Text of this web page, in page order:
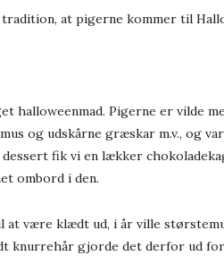
at pigerne kommer til
halloweenmad. Pigerne er vilde
og udskårne græskar m.v., og
fik vi en lækker
ombord i den.
være klædt ud, i år ville
knurrehår gjorde det derfor ud